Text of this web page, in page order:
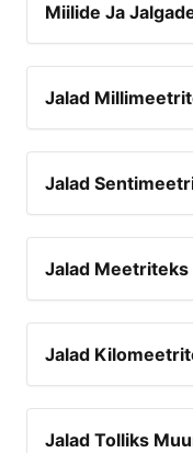
Miilide Ja
Jalad
Jalad
Jalad
Jalad
Jalad Tolliks